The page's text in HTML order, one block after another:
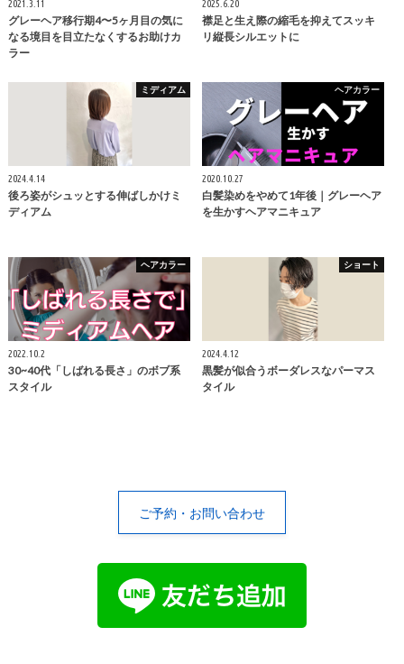
2021.3.11
グレーヘア移行期4〜5ヶ月目の気に
なる境目を目立たなくするお助けカ
ラー
2025.6.20
襟足と生え際の縮毛を抑えてスッキ
リ縦長シルエットに
ミディアム
2024.4.14
後ろ姿がシュッとする伸ばしかけミ
ディアム
ヘアカラー
2020.10.27
白髪染めをやめて1年後｜グレーヘア
を生かすヘアマニキュア
ヘアカラー
2022.10.2
30~40代「しばれる長さ」のボブ系
スタイル
ショート
2024.4.12
黒髪が似合うボーダレスなパーマス
タイル
ご予約・お問い合わせ